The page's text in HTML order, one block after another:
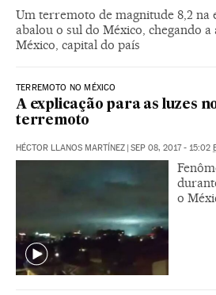
Um terremoto de magnitude 8,2 na
abalou o sul do México, chegando a
México, capital do país
TERREMOTO NO MÉXICO
A explicação para as luzes
terremoto
HÉCTOR LLANOS MARTÍNEZ | SEP 08, 2017 - 15:02
o